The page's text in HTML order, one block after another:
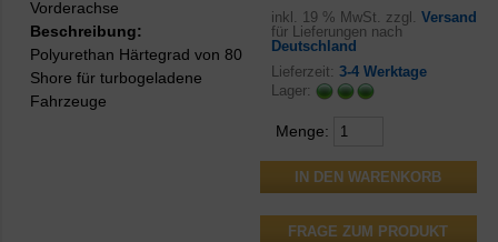
inkl. 19 % MwSt. zzgl. Versand
für Lieferungen nach
Deutschland
Lieferzeit: 3-4 Werktage
Lager:
Menge:
FRAGE ZUM PRODUKT
Vorderachse
Beschreibung:
Polyurethan Härtegrad von 80
Shore für turbogeladene
Fahrzeuge